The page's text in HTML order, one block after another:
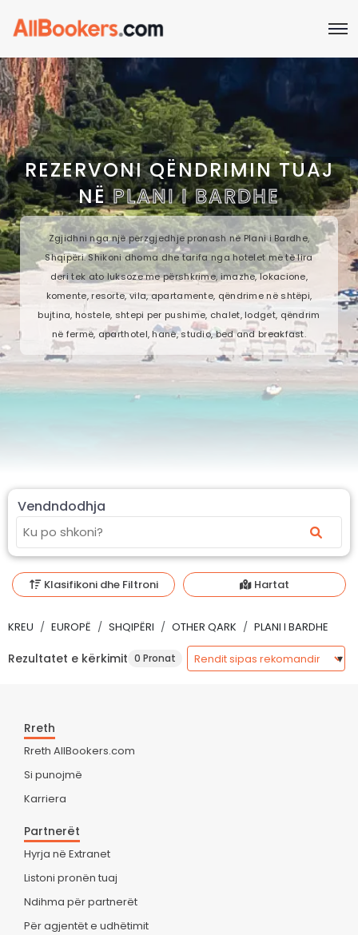
REZERVONI QËNDRIMIN TUAJ
NËPLANI I BARDHE
Zgjidhni nga një përzgjedhje pronash në Plani i Bardhe,
Shqipëri. Shikoni dhoma dhe tarifa nga hotelet më të lira
deri tek ato luksoze me përshkrime, imazhe, lokacione,
komente, resorte, vila, apartamente, qëndrime në shtëpi,
bujtina, hostele, shtepi per pushime, chalet, lodget, qëndrim
në fermë, aparthotel, hanë, studio, bed and breakfast.
Vendndodhja
Klasifikoni dhe Filtroni Hartat
KREU EUROPË SHQIPËRI OTHER QARK PLANI I BARDHE
Rezultatet e kërkimit 0 Pronat
Rreth
Rreth AllBookers.com
Si punojmë
Karriera
Partnerët
Hyrja në Extranet
Listoni pronën tuaj
Ndihma për partnerët
Për agjentët e udhëtimit